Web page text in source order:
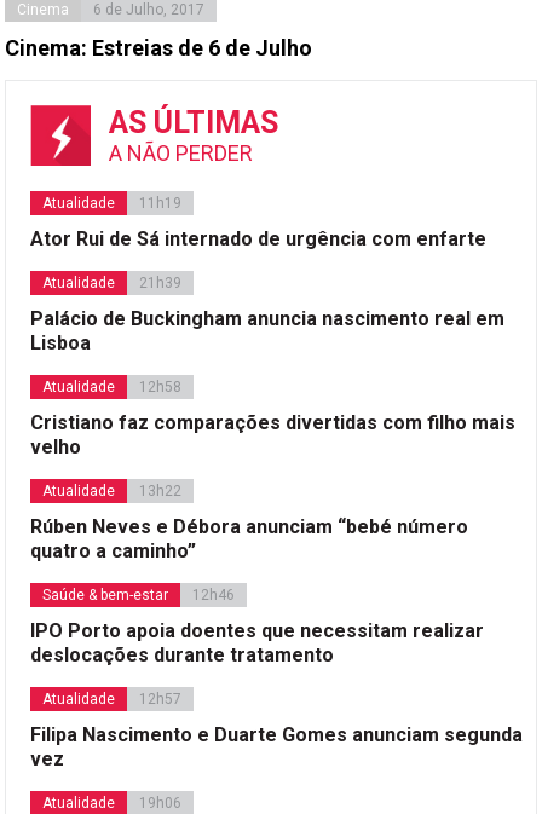
Cinema 6 de Julho, 2017
Cinema: Estreias de 6 de Julho
AS ÚLTIMAS
A NÃO PERDER
Atualidade 11h19
Ator Rui de Sá internado de urgência com enfarte
Atualidade 21h39
Palácio de Buckingham anuncia nascimento real em
Lisboa
Atualidade 12h58
Cristiano faz comparações divertidas com filho mais
velho
Atualidade 13h22
Rúben Neves e Débora anunciam “bebé número
quatro a caminho”
Saúde & bem-estar 12h46
IPO Porto apoia doentes que necessitam realizar
deslocações durante tratamento
Atualidade 12h57
Filipa Nascimento e Duarte Gomes anunciam segunda
vez
Atualidade 19h06